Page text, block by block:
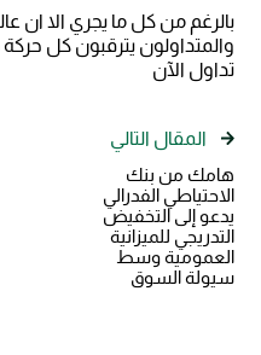
بالرغم من كل ما يجري الا ان
والمتداولون يترقبون كل حركة
تداول الآن
المقال التالي
هامك من بنك
الاحتياطي الفدرالي
يدعو إلى التخفيض
التدريجي للميزانية
العمومية وسط
سيولة السوق